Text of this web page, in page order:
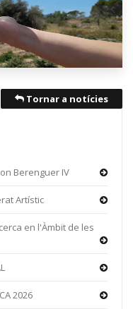
Tornar a notícies
Berenguer IV
Artístic
en l'Àmbit de les
2026